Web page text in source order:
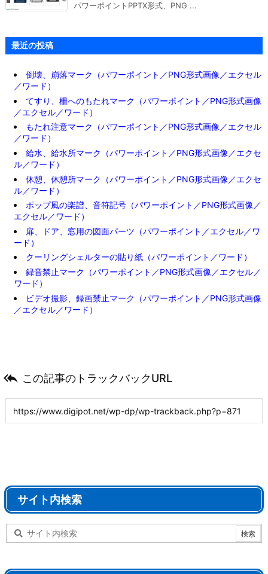
パワーポイントPPTX形式、PNG ...
最近の投稿
倒壊、崩落マーク（パワーポイント／PNG形式画像／エクセル
／ワード）
てすり、柵へのもたれマーク（パワーポイント／PNG形式画像
／エクセル／ワード）
もたれ注意マーク（パワーポイント／PNG形式画像／エクセル
／ワード）
給水、給水所マーク（パワーポイント／PNG形式画像／エクセ
ル／ワード）
休憩、休憩所マーク（パワーポイント／PNG形式画像／エクセ
ル／ワード）
ポップ風の楽譜、音符記号（パワーポイント／PNG形式画像／
エクセル／ワード）
扉、ドア、窓用の図面パーツ（パワーポイント／エクセル／ワ
ード）
クーリングシェルターの貼り紙（パワーポイント／ワード）
録音禁止マーク（パワーポイント／PNG形式画像／エクセル／
ワード）
ビデオ撮影、録画禁止マーク（パワーポイント／PNG形式画像
／エクセル／ワード）
 この記事のトラックバックURL
サイト内検索